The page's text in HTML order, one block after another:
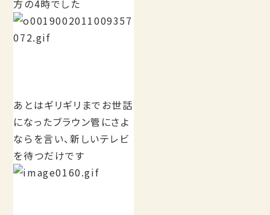
方の4時でした
あとはギリギリまでお世話
になったブラウン管にさよ
ならを言い、新しいテレビ
を待つだけです